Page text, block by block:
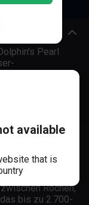
Slot
Pearl
Die Magie
mit lebhaften
schimmernden
Volatilität
Rochen,
bis zu 2.700-
available
that is